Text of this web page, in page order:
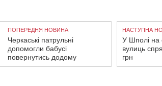
ПОПЕРЕДНЯ НОВИНА
Черкаські патрульні
допомогли бабусі
повернутись додому
НАСТУПНА
У Шполі на
вулиць
грн